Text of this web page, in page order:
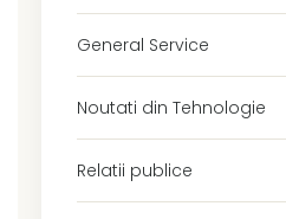
General Service
Noutati din Tehnologie
Relatii publice